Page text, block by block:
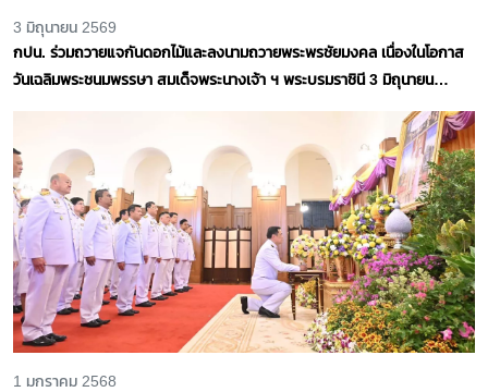
3 มิถุนายน 2569
กปน. ร่วมถวายแจกันดอกไม้และลงนามถวายพระพรชัยมงคล เนื่องในโอกาส
วันเฉลิมพระชนมพรรษา สมเด็จพระนางเจ้า ฯ พระบรมราชินี 3 มิถุนายน
1 มกราคม 2568